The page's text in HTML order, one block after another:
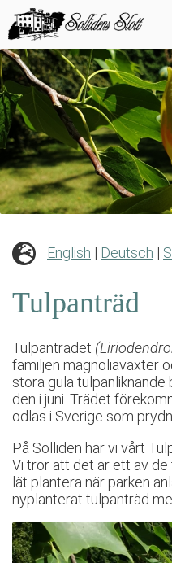
English | Deutsch |
Tulpanträd
Tulpanträdet
familjen magnoliaväxter
stora gula
den i juni. Trädet
odlas i Sverige som
På Solliden har vi vårt
Vi tror att det är ett av
lät plantera när parken
nyplanterat tulpanträd